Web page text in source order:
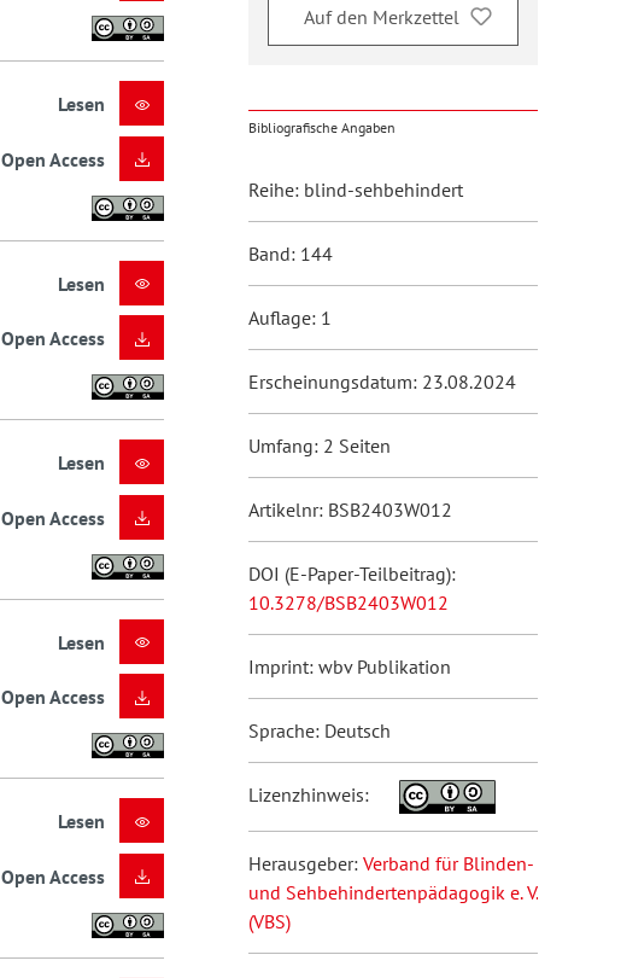
Lesen
Open Access
Lesen
Open Access
Lesen
Open Access
Lesen
Open Access
Lesen
Open Access
Auf den Merkzettel
Bibliografische Angaben
Reihe: blind-sehbehindert
Band: 144
Auflage: 1
Erscheinungsdatum: 23.08.2024
Umfang: 2 Seiten
Artikelnr: BSB2403W012
DOI (E-Paper-Teilbeitrag):
10.3278/BSB2403W012
Imprint: wbv Publikation
Sprache: Deutsch
Lizenzhinweis:
Herausgeber: Verband für Blinden-
und Sehbehindertenpädagogik e. V.
(VBS)